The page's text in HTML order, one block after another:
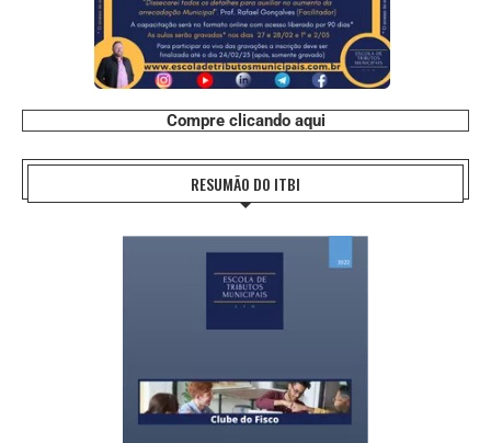
Compre clicando aqui
RESUMÃO DO ITBI